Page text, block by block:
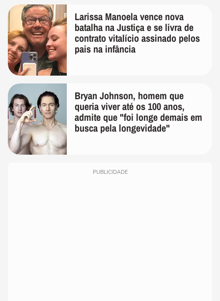
Larissa Manoela vence nova
batalha na Justiça e se livra de
contrato vitalício assinado pelos
pais na infância
Bryan Johnson, homem que
queria viver até os 100 anos,
admite que "foi longe demais em
busca pela longevidade"
PUBLICIDADE